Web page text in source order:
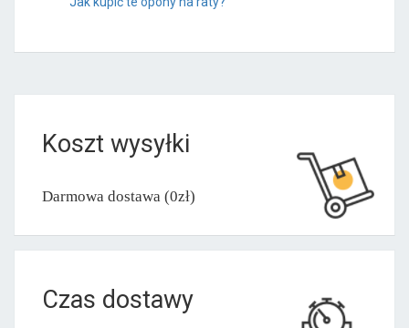
Koszt wysyłki
Darmowa dostawa (0zł)
Czas dostawy